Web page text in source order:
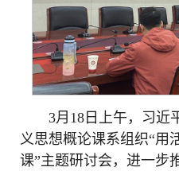
3月18日上午，习近
义思想概论课系组织“用
课”主题研讨会，进一步